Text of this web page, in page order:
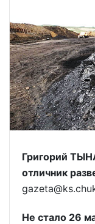
Григорий
отличник
Не стало 26